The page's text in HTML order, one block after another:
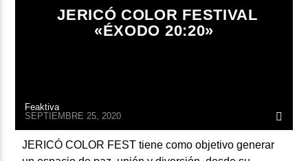
JERICÓ COLOR FESTIVAL
«ÉXODO 20:20»
Feaktiva
SEPTIEMBRE 25, 2020
JERICÓ COLOR FEST tiene como objetivo generar